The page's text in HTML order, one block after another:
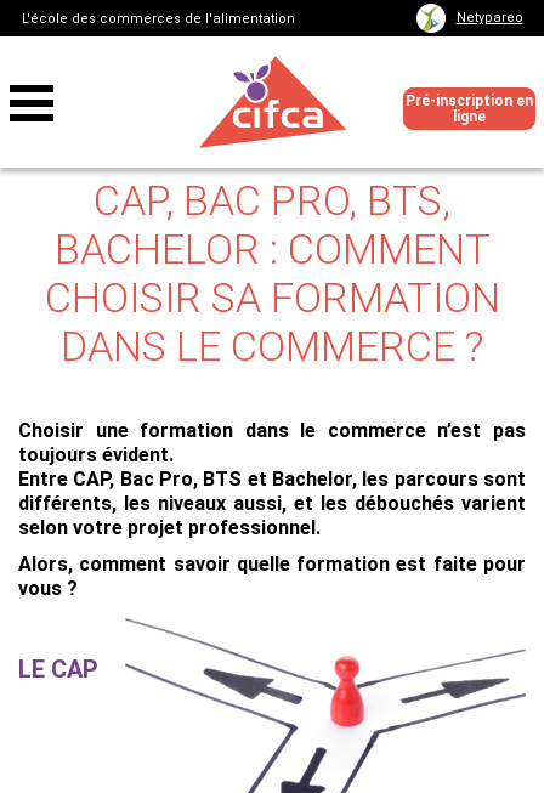
L'école des commerces de l'alimentation Netypareo
Pré-inscription en
ligne
CAP, BAC PRO, BTS,
BACHELOR : COMMENT
CHOISIR SA FORMATION
DANS LE COMMERCE ?
Choisir une formation dans le commerce n’est pas
toujours évident.
Entre CAP, Bac Pro, BTS et Bachelor, les parcours sont
différents, les niveaux aussi, et les débouchés varient
selon votre projet professionnel.
Alors, comment savoir quelle formation est faite pour
vous ?
LE CAP